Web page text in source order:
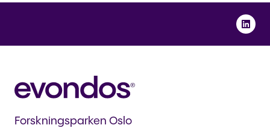
Forskningsparken Oslo